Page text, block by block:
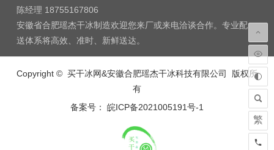
陈经理 18755167806
安徽省合肥瑶杰干冰制造欢迎您来厂或来电洽谈合作。专业配
送体系将高效、准时、新鲜送达。
Copyright © 买干冰网&安徽合肥瑶杰干冰科技有限公司 版权所
有
备案号： 皖ICP备2021005191号-1
繁